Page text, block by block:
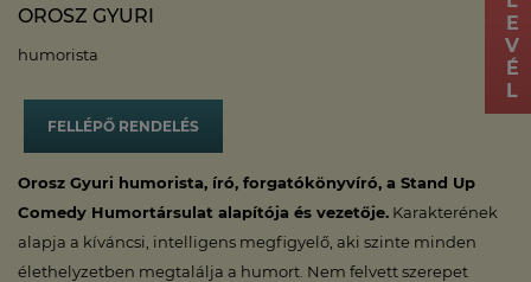
OROSZ GYURI
humorista
FELLÉPŐ RENDELÉS
Orosz Gyuri humorista, író, forgatókönyvíró, a Stand Up
Comedy Humortársulat alapítója és vezetője. Karakterének
alapja a kíváncsi, intelligens megfigyelő, aki szinte minden
élethelyzetben megtalálja a humort. Nem felvett szerepet